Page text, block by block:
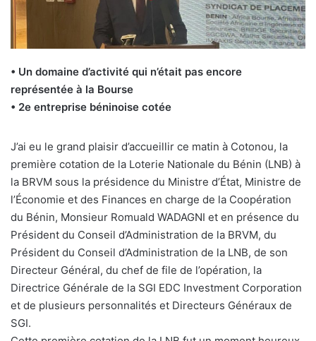
• Un domaine d’activité qui n’était pas encore
représentée à la Bourse
• 2e entreprise béninoise cotée
J’ai eu le grand plaisir d’accueillir ce matin à Cotonou, la
première cotation de la Loterie Nationale du Bénin (LNB) à
la BRVM sous la présidence du Ministre d’État, Ministre de
l’Économie et des Finances en charge de la Coopération
du Bénin, Monsieur Romuald WADAGNI et en présence du
Président du Conseil d’Administration de la BRVM, du
Président du Conseil d’Administration de la LNB, de son
Directeur Général, du chef de file de l’opération, la
Directrice Générale de la SGI EDC Investment Corporation
et de plusieurs personnalités et Directeurs Généraux de
SGI.